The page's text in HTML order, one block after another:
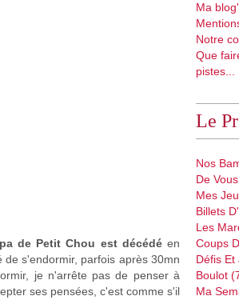
de Petit Chou est décédéen
s'endormir, parfois après 30mn
je n'arrête pas de penser à
ses pensées, c'est comme s'il
Ma
Notre
Que
pistes...
Le
Nos
De
Mes
Billets
Les
Coups
Défis Et
Boulot
Ma